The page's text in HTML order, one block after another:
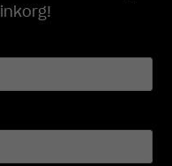
Upplevelse